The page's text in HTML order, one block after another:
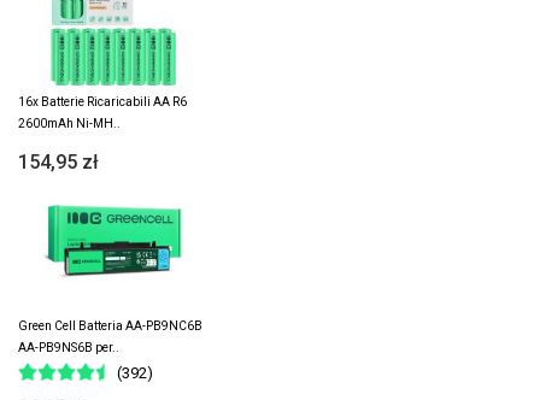
16x Batterie Ricaricabili AA R6
2600mAh Ni-MH..
154,95 zł
Green Cell Batteria AA-PB9NC6B
AA-PB9NS6B per..
(392)